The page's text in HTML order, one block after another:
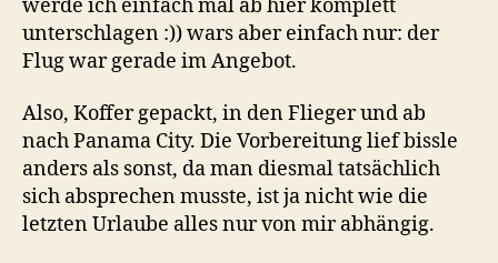
werde ich einfach mal ab hier komplett
unterschlagen :)) wars aber einfach nur: der
Flug war gerade im Angebot.
Also, Koffer gepackt, in den Flieger und ab
nach Panama City. Die Vorbereitung lief bissle
anders als sonst, da man diesmal tatsächlich
sich absprechen musste, ist ja nicht wie die
letzten Urlaube alles nur von mir abhängig.